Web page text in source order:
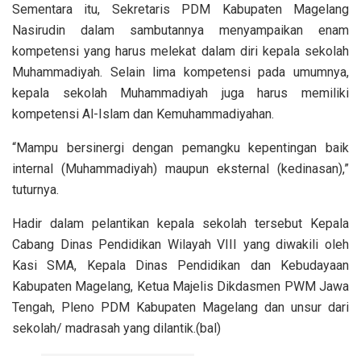
Sementara itu, Sekretaris PDM Kabupaten Magelang
Nasirudin dalam sambutannya menyampaikan enam
kompetensi yang harus melekat dalam diri kepala sekolah
Muhammadiyah. Selain lima kompetensi pada umumnya,
kepala sekolah Muhammadiyah juga harus memiliki
kompetensi Al-Islam dan Kemuhammadiyahan.
“Mampu bersinergi dengan pemangku kepentingan baik
internal (Muhammadiyah) maupun eksternal (kedinasan),”
tuturnya.
Hadir dalam pelantikan kepala sekolah tersebut Kepala
Cabang Dinas Pendidikan Wilayah VIII yang diwakili oleh
Kasi SMA, Kepala Dinas Pendidikan dan Kebudayaan
Kabupaten Magelang, Ketua Majelis Dikdasmen PWM Jawa
Tengah, Pleno PDM Kabupaten Magelang dan unsur dari
sekolah/ madrasah yang dilantik.(bal)